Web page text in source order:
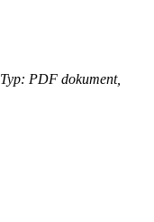
Typ: PDF dokument,